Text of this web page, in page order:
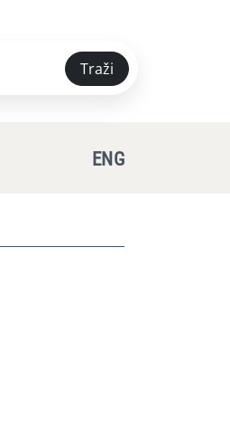
Traži
ENG